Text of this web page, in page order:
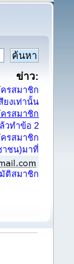
ข่าว:
รสมาชิก
ยงเท่านั้น
รสมาชิก
วทำข้อ 2
รสมาชิก
าชน)มาที่
ติสมาชิก